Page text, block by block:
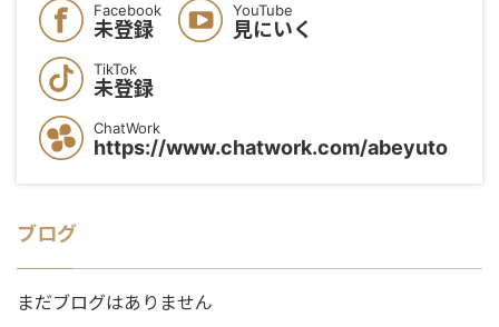
Facebook
未登録
YouTube
見にいく
TikTok
未登録
ChatWork
https://www.chatwork.com/abeyuto
ブログ
まだブログはありません